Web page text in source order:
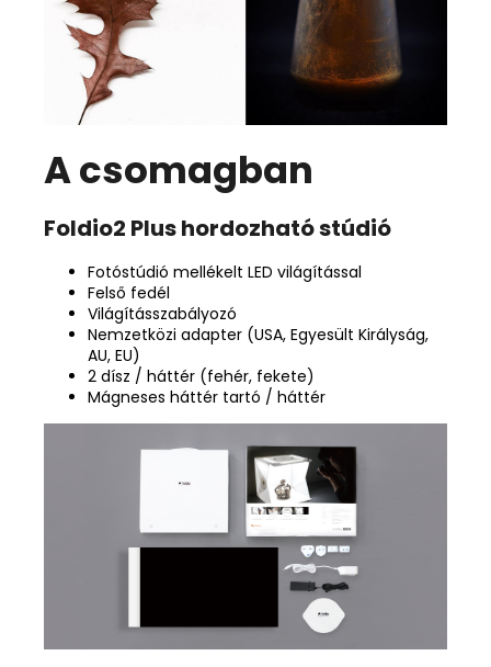
A csomagban
Foldio2 Plus hordozható stúdió
Fotóstúdió mellékelt LED világítással
Felső fedél
Világításszabályozó
Nemzetközi adapter (USA, Egyesült Királyság,
AU, EU)
2 dísz / háttér (fehér, fekete)
Mágneses háttér tartó / háttér